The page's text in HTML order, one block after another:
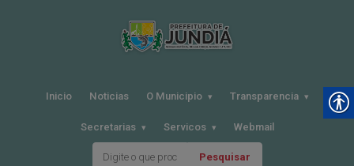
Inicio Noticias O Municipio Transparencia
Secretarias Servicos Webmail
Pesquisar